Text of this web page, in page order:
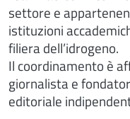
settore e
istituzioni
filiera dell’idrogeno.
Il coordinamento è
giornalista e
editoriale